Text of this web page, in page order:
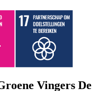
Vingers De